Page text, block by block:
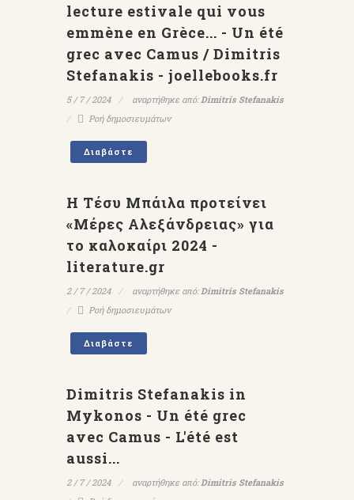
lecture estivale qui vous
emmène en Grèce... - Un été
grec avec Camus / Dimitris
Stefanakis - joellebooks.fr
5 / 7 / 2024 αναρτήθηκε από:Dimitris Stefanakis
Ροή δημοσιευμάτων
Διαβάστε
Η Τέσυ Μπάιλα προτείνει
«Μέρες Αλεξάνδρειας» για
το καλοκαίρι 2024 -
literature.gr
2 / 7 / 2024 αναρτήθηκε από:Dimitris Stefanakis
Ροή δημοσιευμάτων
Διαβάστε
Dimitris Stefanakis in
Mykonos - Un été grec
avec Camus - L'été est
aussi...
2 / 7 / 2024 αναρτήθηκε από:Dimitris Stefanakis